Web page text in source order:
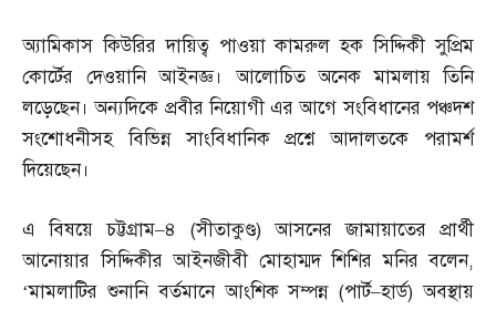
অ্যামিকাস কিউরির দায়িত্ব পাওয়া কামরুল হক সিদ্দিকী সুপ্রিম
কোর্টের দেওয়ানি আইনজ্ঞ। আলোচিত অনেক মামলায় তিনি
লড়েছেন। অন্যদিকে প্রবীর নিয়োগী এর আগে সংবিধানের পঞ্চদশ
সংশোধনীসহ বিভিন্ন সাংবিধানিক প্রশ্নে আদালতকে পরামর্শ
দিয়েছেন।
এ বিষয়ে চট্টগ্রাম–৪ (সীতাকুণ্ড)আসনের জামায়াতের প্রার্থী
আনোয়ার সিদ্দিকীর আইনজীবী মোহাম্মদ শিশির মনির বলেন,
‘মামলাটির শুনানি বর্তমানে আংশিক সম্পন্ন (পার্ট–হার্ড)অবস্থায়